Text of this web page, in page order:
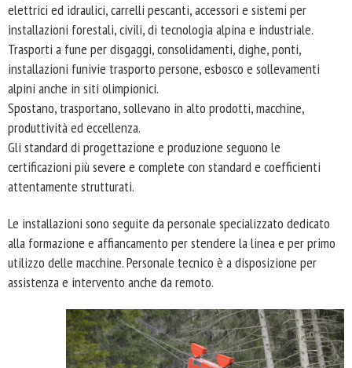
elettrici ed idraulici, carrelli pescanti, accessori e sistemi per
installazioni forestali, civili, di tecnologia alpina e industriale.
Trasporti a fune per disgaggi, consolidamenti, dighe, ponti,
installazioni funivie trasporto persone, esbosco e sollevamenti
alpini anche in siti olimpionici.
Spostano, trasportano, sollevano in alto prodotti, macchine,
produttività ed eccellenza.
Gli standard di progettazione e produzione seguono le
certificazioni più severe e complete con standard e coefficienti
attentamente strutturati.
Le installazioni sono seguite da personale specializzato dedicato
alla formazione e affiancamento per stendere la linea e per primo
utilizzo delle macchine. Personale tecnico è a disposizione per
assistenza e intervento anche da remoto.